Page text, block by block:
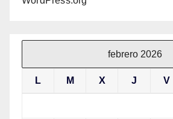
febrero 2026
L M X J V